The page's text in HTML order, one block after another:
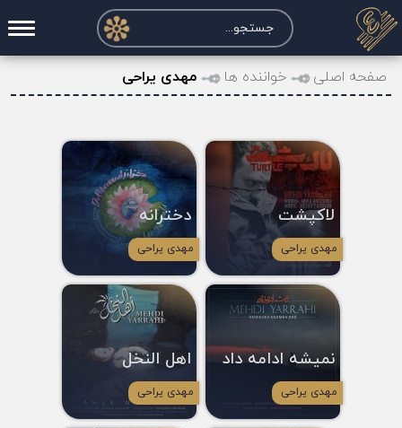
صفحه اصلی
نت و تبلچر
تماس با ما
حساب کاربری
صفحه اصلی خواننده ها مهدی یراحی
لاکپشت
مهدی یراحی
دخترانه
مهدی یراحی
نمیشه ادامه داد
مهدی یراحی
اهل النخل
مهدی یراحی